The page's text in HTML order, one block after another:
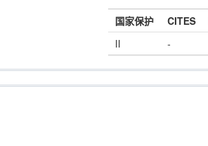
国家保护 CITES
II
-